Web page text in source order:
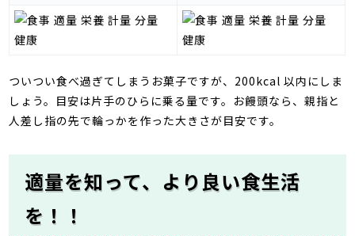
ついつい食べ過ぎてしまうお菓子ですが、 200kcal以内にしま
しょう。目安は片手のひらに乗る量です。お饅頭なら、親指と
人差し指の先で輪っかを作った大きさが目安です。
適量を知って、より良い食生活
を！！